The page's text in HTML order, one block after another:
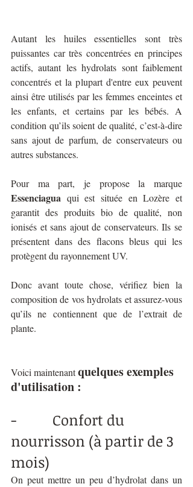
Autant les huiles essentielles sont très
puissantes car très concentrées en principes
actifs, autant les hydrolats sont faiblement
concentrés et la plupart d'entre eux peuvent
ainsi être utilisés par les femmes enceintes et
les enfants, et certains par les bébés. A
condition qu’ils soient de qualité, c’est-à-dire
sans ajout de parfum, de conservateurs ou
autres substances.
Essenciagua qui est située en Lozère et
garantit des produits bio de qualité, non
ionisés et sans ajout de conservateurs. Ils se
présentent dans des flacons bleus qui les
protègent du rayonnement UV.
Donc avant toute chose, vérifiez bien la
composition de vos hydrolats et assurez-vous
qu’ils ne contiennent que de l’extrait de
plante.
Voici maintenant quelques exemples
d'utilisation :
-          Confort du
nourrisson (à partir de 3
mois)
On peut mettre un peu d’hydrolat dans un